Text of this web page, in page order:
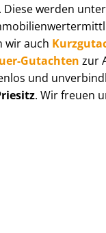
werden
wir auch
Gutachten zur
und
. Wir freuen